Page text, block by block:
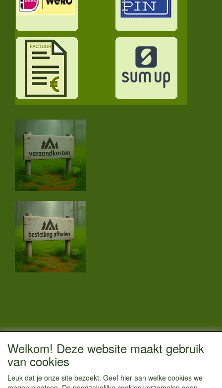
CONTACTGEGEVENS
Vestigingsadres:
Hoofdweg 36
Welkom! Deze website maakt gebruik
van cookies
Leuk dat je onze site bezoekt. Geef hier aan welke cookies we